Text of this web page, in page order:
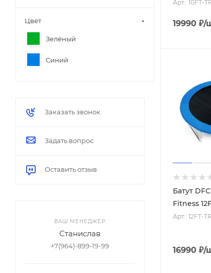
Арт.: 10FT-
19990 ₽/
Батут
Fitness
Арт.: 12FT-
16990 ₽/
Цвет
Зелёный
Синий
Заказать звонок
Задать вопрос
Оставить отзыв
ВАШ МЕНЕДЖЕР
Станислав
+7(964)-899-19-99